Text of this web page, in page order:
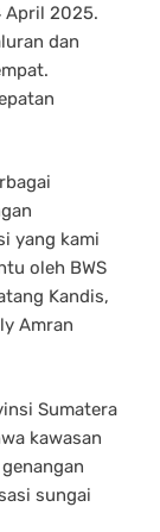
April 2025.
dan
yang kami
oleh BWS
Kandis,
Amran
Sumatera
kawasan
sungai